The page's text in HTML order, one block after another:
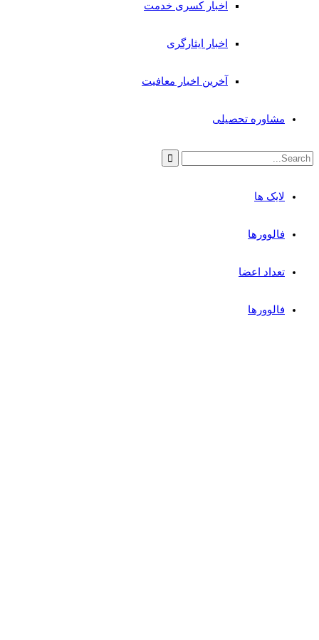
اخبار کسری خدمت
اخبار ایثارگری
آخرین اخبار معافیت
مشاوره تحصیلی
لایک ها
فالوورها
تعداد اعضا
فالوورها